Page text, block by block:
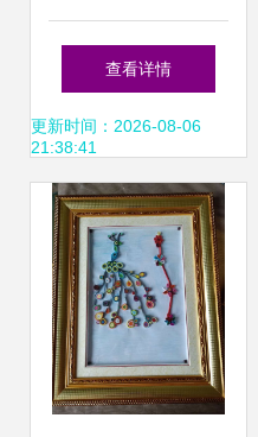
手工艺的雅致点缀
查看详情
更新时间：2026-08-06
21:38:41